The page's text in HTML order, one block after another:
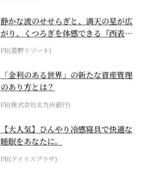
静かな波のせせらぎと、満天の星が広
がり、くつろぎを体感できる『西表島
ホテル by...
PR(星野リゾート)
「金利のある世界」の新たな資産管理
のあり方とは？
PR(株式会社北九州銀行)
【大人気】ひんやり冷感寝具で快適な
睡眠をあなたに。
PR(アイリスプラザ)